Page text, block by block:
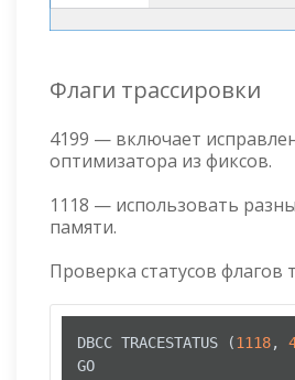
Флаги трассировки
4199 — включает
оптимизатора из фиксов.
1118 — использовать
памяти.
Проверка статусов флагов
DBCC TRACESTATUS (1118,
GO